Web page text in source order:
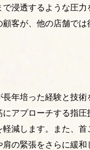
浸透するような圧力
客が、他の店舗で
年培った経験と技
アプローチする指
減します。また、
の緊張をさらに緩和